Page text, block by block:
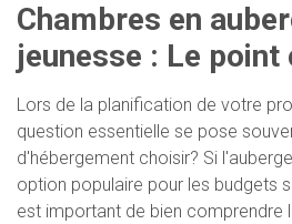
Chambres en
jeunesse : Le
Lors de la planification de votre
question essentielle se pose
d'hébergement choisir? Si
option populaire pour les budgets
est important de bien comprendre